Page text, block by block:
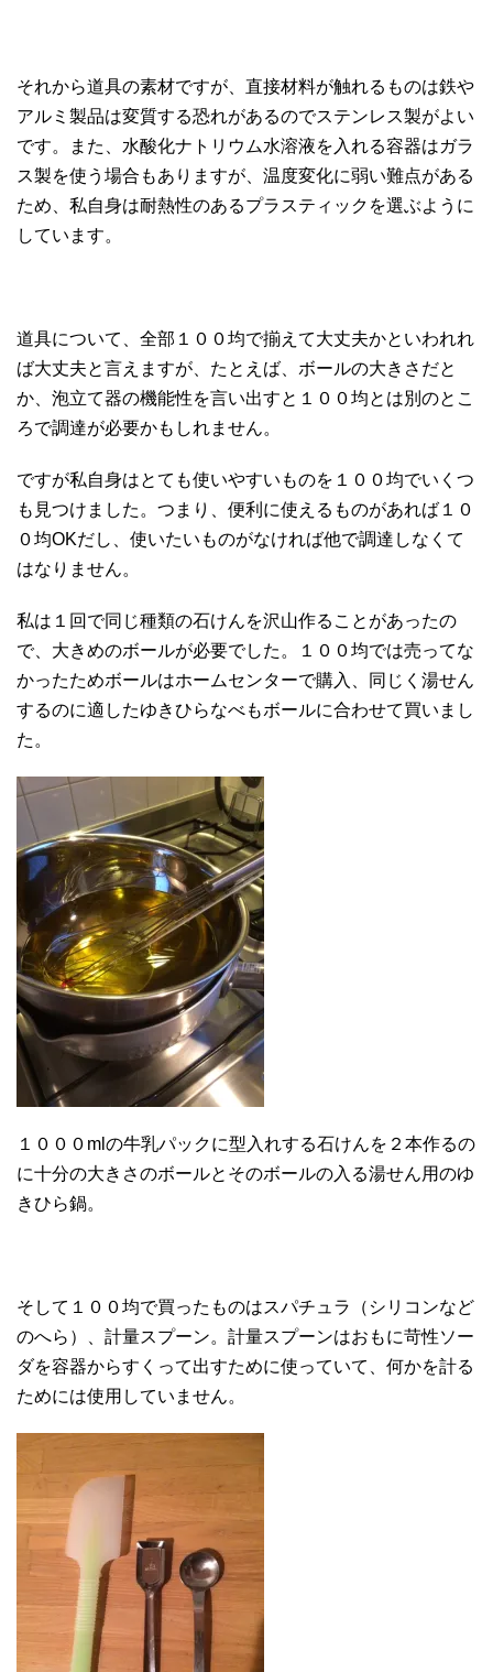
それから道具の素材ですが、直接材料が触れるものは鉄や
アルミ製品は変質する恐れがあるのでステンレス製がよい
です。また、水酸化ナトリウム水溶液を入れる容器はガラ
ス製を使う場合もありますが、温度変化に弱い難点がある
ため、私自身は耐熱性のあるプラスティックを選ぶように
しています。
道具について、全部１００均で揃えて大丈夫かといわれれ
ば大丈夫と言えますが、たとえば、ボールの大きさだと
か、泡立て器の機能性を言い出すと１００均とは別のとこ
ろで調達が必要かもしれません。
ですが私自身はとても使いやすいものを１００均でいくつ
も見つけました。つまり、便利に使えるものがあれば１０
０均OKだし、使いたいものがなければ他で調達しなくて
はなりません。
私は１回で同じ種類の石けんを沢山作ることがあったの
で、大きめのボールが必要でした。１００均では売ってな
かったためボールはホームセンターで購入、同じく湯せん
するのに適したゆきひらなべもボールに合わせて買いまし
た。
１０００mlの牛乳パックに型入れする石けんを２本作るの
に十分の大きさのボールとそのボールの入る湯せん用のゆ
きひら鍋。
そして１００均で買ったものはスパチュラ（シリコンなど
のへら）、計量スプーン。計量スプーンはおもに苛性ソー
ダを容器からすくって出すために使っていて、何かを計る
ためには使用していません。